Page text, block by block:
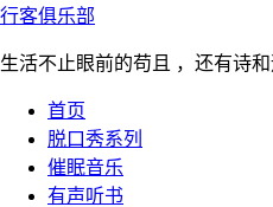
跳过内容
催眠
行客俱乐部
生活不止眼前的苟且 ，还有诗和
首页
脱口秀系列
催眠音乐
有声听书